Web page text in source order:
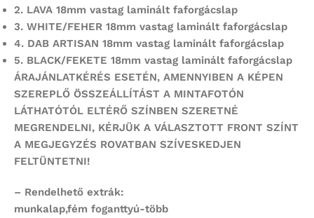
2. LAVA 18mm vastag laminált faforgácslap
3. WHITE/FEHER 18mm vastag laminált faforgácslap
4. DAB ARTISAN 18mm vastag laminált faforgácslap
5. BLACK/FEKETE 18mm vastag laminált faforgácslap
ÁRAJÁNLATKÉRÉS ESETÉN, AMENNYIBEN A KÉPEN
SZEREPLŐ ÖSSZEÁLLÍTÁST A MINTAFOTÓN
LÁTHATÓTÓL ELTÉRŐ SZÍNBEN SZERETNÉ
MEGRENDELNI, KÉRJÜK A VÁLASZTOTT FRONT SZÍNT
A MEGJEGYZÉS ROVATBAN SZÍVESKEDJEN
FELTÜNTETNI!
– Rendelhető extrák:
munkalap,fém foganttyú-több